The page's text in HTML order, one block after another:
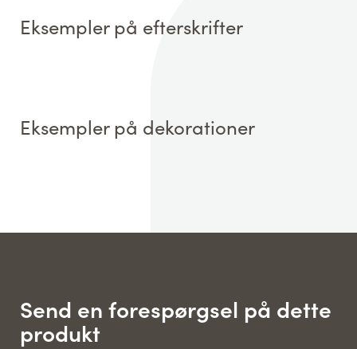
Eksempler på efterskrifter
Eksempler på dekorationer
Send en forespørgsel på dette
produkt